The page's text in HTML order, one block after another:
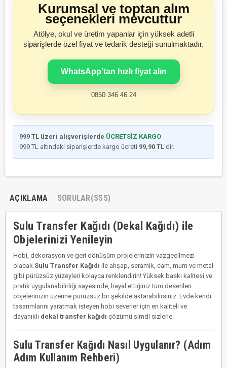
Kurumsal ve toptan alım
seçenekleri mevcuttur
Atölye, okul ve üretim yapanlar için yüksek adetli
siparişlerde özel fiyat ve tedarik desteği sunulmaktadır.
WhatsApp’tan hızlı fiyat alın
0850 346 46 24
999 TL üzeri alışverişlerde ÜCRETSİZ KARGO
999 TL altındaki siparişlerde kargo ücreti 99,90 TL’dir.
AÇIKLAMA SORULAR(SSS)
Sulu Transfer Kağıdı (Dekal Kağıdı) ile
Objelerinizi Yenileyin
Hobi, dekorasyon ve geri dönüşüm projelerinizin vazgeçilmezi
olacak Sulu Transfer Kağıdı ile ahşap, seramik, cam, mum ve metal
gibi pürüzsüz yüzeyleri kolayca renklendirin! Yüksek baskı kalitesi ve
pratik uygulanabilirliği sayesinde, hayal ettiğiniz tüm desenleri
objelerinizin üzerine pürüzsüz bir şekilde aktarabilirsiniz. Evde kendi
tasarımlarını yaratmak isteyen hobi severler için en kaliteli ve
dayanıklı dekal transfer kağıdı çözümü şimdi sizlerle.
Sulu Transfer Kağıdı Nasıl Uygulanır? (Adım
Adım Kullanım Rehberi)